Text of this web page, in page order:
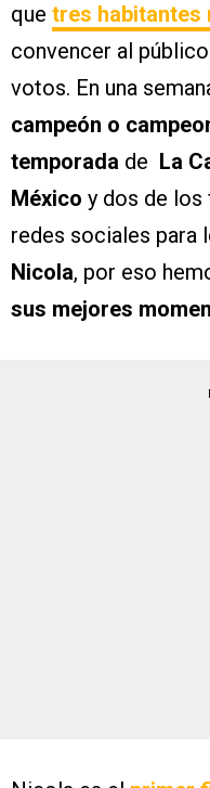
que tres habitantes
convencer al
votos. En una
campeón o
temporada de La
México y dos de
redes sociales para
Nicola, por eso
sus mejores